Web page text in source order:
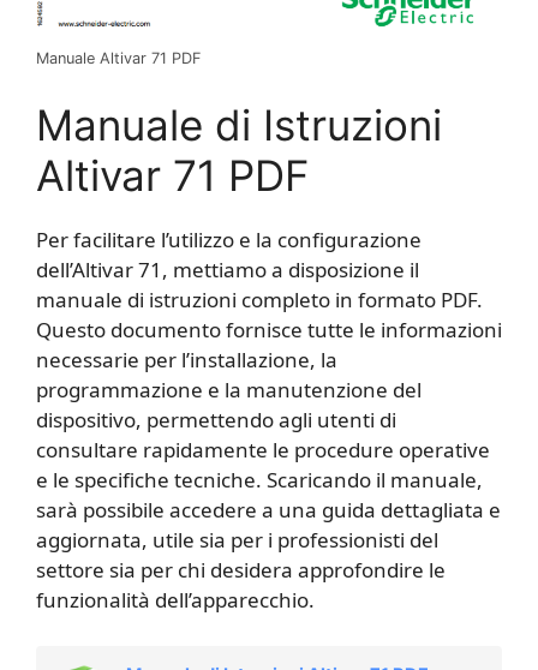
Manuale Altivar 71 PDF
Manuale di Istruzioni
Altivar 71 PDF
Per facilitare l’utilizzo e la configurazione
dell’Altivar 71, mettiamo a disposizione il
manuale di istruzioni completo in formato PDF.
Questo documento fornisce tutte le informazioni
necessarie per l’installazione, la
programmazione e la manutenzione del
dispositivo, permettendo agli utenti di
consultare rapidamente le procedure operative
e le specifiche tecniche. Scaricando il manuale,
sarà possibile accedere a una guida dettagliata e
aggiornata, utile sia per i professionisti del
settore sia per chi desidera approfondire le
funzionalità dell’apparecchio.